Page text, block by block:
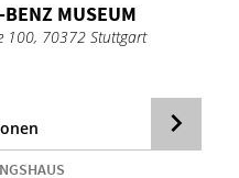
BENZ MU­SE­UM
100, 70372 Stuttgart